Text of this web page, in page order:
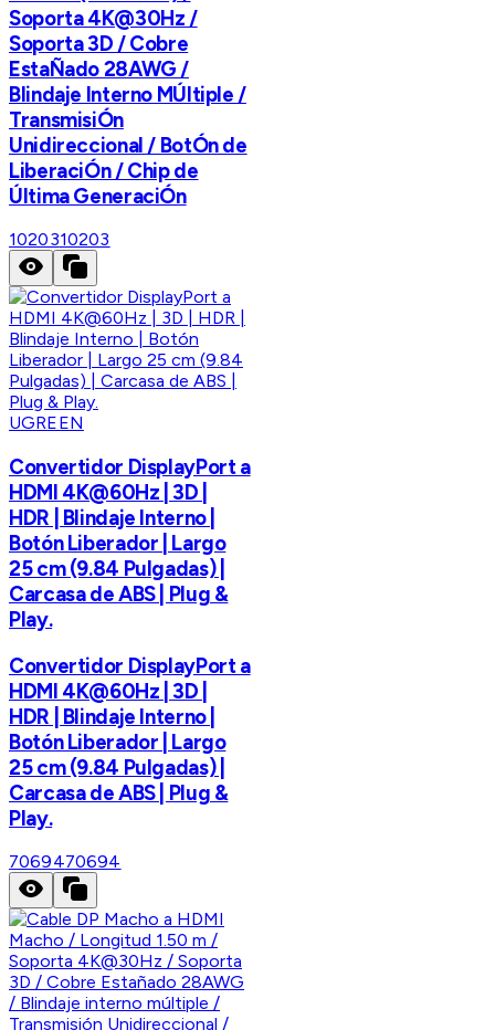
Soporta 4K@30Hz /
Soporta 3D / Cobre
EstaÑado 28AWG /
Blindaje Interno MÚltiple /
TransmisiÓn
Unidireccional / BotÓn de
LiberaciÓn / Chip de
Última GeneraciÓn
1020310203
UGREEN
Convertidor DisplayPort a
HDMI 4K@60Hz | 3D |
HDR | Blindaje Interno |
Botón Liberador | Largo
25 cm (9.84 Pulgadas) |
Carcasa de ABS | Plug &
Play.
Convertidor DisplayPort a
HDMI 4K@60Hz | 3D |
HDR | Blindaje Interno |
Botón Liberador | Largo
25 cm (9.84 Pulgadas) |
Carcasa de ABS | Plug &
Play.
7069470694